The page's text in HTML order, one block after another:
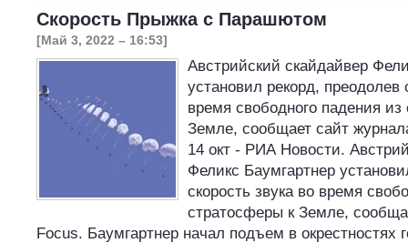
Скорость Прыжка с Парашютом
[Май 3, 2022 – 16:53]
Австрийский скайдайвер
установил рекорд, преодолев
время свободного падения
Земле, сообщает сайт
14 окт - РИА Новости.
Феликс Баумгартнер
скорость звука во время
стратосферы к Земле,
Focus. Баумгартнер начал подъем в окрестностях